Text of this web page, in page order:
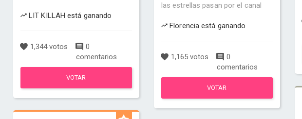
LIT KILLAH está ganando
1,344 votos
0
comentarios
VOTAR
las estrellas pasan por el canal
Florencia está ganando
1,165 votos
0
comentarios
VOTAR